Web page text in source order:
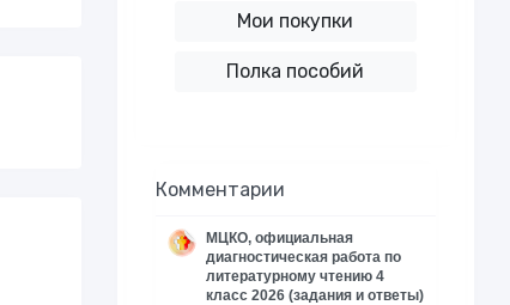
Мои покупки
Полка пособий
Комментарии
МЦКО, официальная
диагностическая работа по
литературному чтению 4
класс 2026 (задания и ответы)